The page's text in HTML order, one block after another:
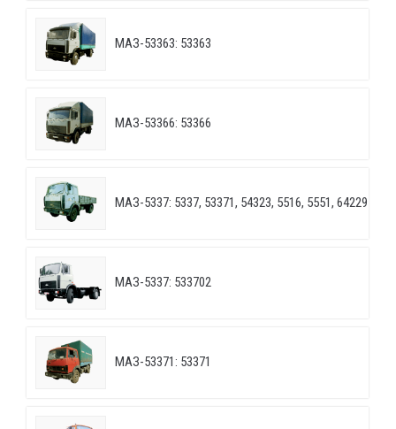
МАЗ-53363: 53363
МАЗ-53366: 53366
МАЗ-5337: 5337, 53371, 54323, 5516, 5551, 64229
МАЗ-5337: 533702
МАЗ-53371: 53371